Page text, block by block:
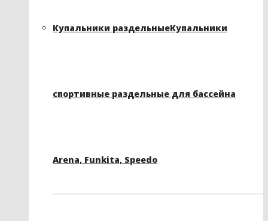
Купальники раздельныеКупальники
спортивные раздельные для бассейна
Arena, Funkita, Speedo